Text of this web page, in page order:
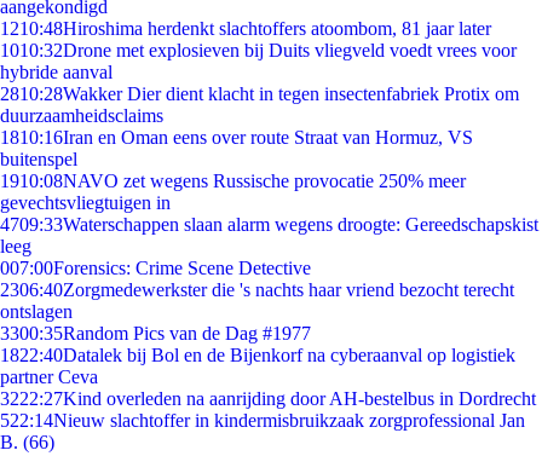
aangekondigd
1210:48Hiroshima herdenkt slachtoffers atoombom, 81 jaar later
1010:32Drone met explosieven bij Duits vliegveld voedt vrees voor
hybride aanval
2810:28Wakker Dier dient klacht in tegen insectenfabriek Protix om
duurzaamheidsclaims
1810:16Iran en Oman eens over route Straat van Hormuz, VS
buitenspel
1910:08NAVO zet wegens Russische provocatie 250% meer
gevechtsvliegtuigen in
4709:33Waterschappen slaan alarm wegens droogte: Gereedschapskist
leeg
007:00Forensics: Crime Scene Detective
2306:40Zorgmedewerkster die 's nachts haar vriend bezocht terecht
ontslagen
3300:35Random Pics van de Dag #1977
1822:40Datalek bij Bol en de Bijenkorf na cyberaanval op logistiek
partner Ceva
3222:27Kind overleden na aanrijding door AH-bestelbus in Dordrecht
522:14Nieuw slachtoffer in kindermisbruikzaak zorgprofessional Jan
B. (66)